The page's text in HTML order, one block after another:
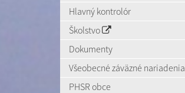
Hlavný kontrolór
Školstvo
Dokumenty
Všeobecné záväzné nariadenia
PHSR obce